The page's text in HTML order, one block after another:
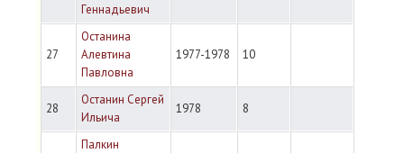
Геннадьевич
27
Останина
Алевтина
Павловна
1977-1978 10
28
Останин Сергей
Ильича
1978 8
Палкин